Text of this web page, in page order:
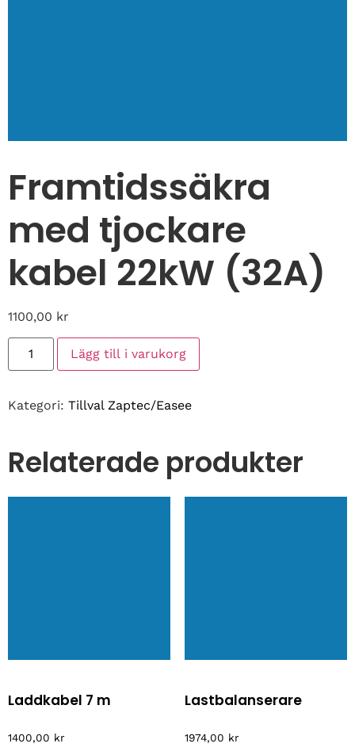
Framtidssäkra
med tjockare
kabel 22kW (32A)
1100,00 kr
Lägg till i varukorg
Kategori: Tillval Zaptec/Easee
Relaterade produkter
Laddkabel 7 m
1400,00 kr
Lastbalanserare
1974,00 kr